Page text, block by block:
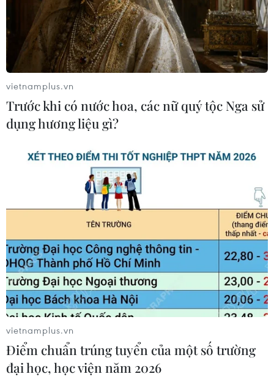
vietnamplus.vn
Trước khi có nước hoa, các nữ quý tộc Nga sử
dụng hương liệu gì?
vietnamplus.vn
Điểm chuẩn trúng tuyển của một số trường
đại học, học viện năm 2026